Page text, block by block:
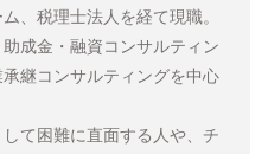
、税理士法人を経て現職。
成金・融資コンサルティン
継コンサルティングを中心
て困難に直面する人や、チ